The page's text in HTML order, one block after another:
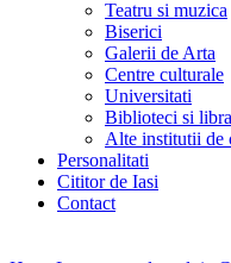
Teatru si muzica
Biserici
Galerii de Arta
Centre culturale
Universitati
Biblioteci si
Alte institutii de
Personalitati
Cititor de Iasi
Contact